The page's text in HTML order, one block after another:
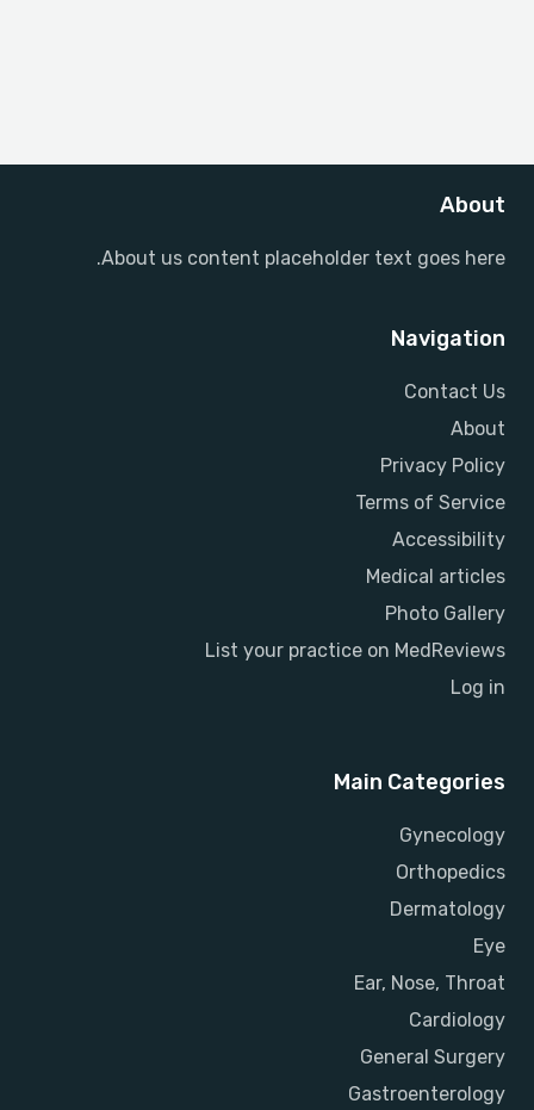
About
About us content placeholder text goes here.
Navigation
Contact Us
About
Privacy Policy
Terms of Service
Accessibility
Medical articles
Photo Gallery
List your practice on MedReviews
Log in
Main Categories
Gynecology
Orthopedics
Dermatology
Eye
Ear, Nose, Throat
Cardiology
General Surgery
Gastroenterology